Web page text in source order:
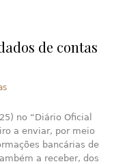
de contas
no “Diário Oficial
a enviar, por meio
bancárias de
a receber, dos